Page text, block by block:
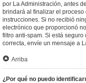
por La Administración, antes
brindará al finalizar el
instrucciones. Si no recibió
electrónico que proporcionó
filtro anti-spam. Si está
correcta, envíe un mensaje a
Arriba
¿Por qué no puedo